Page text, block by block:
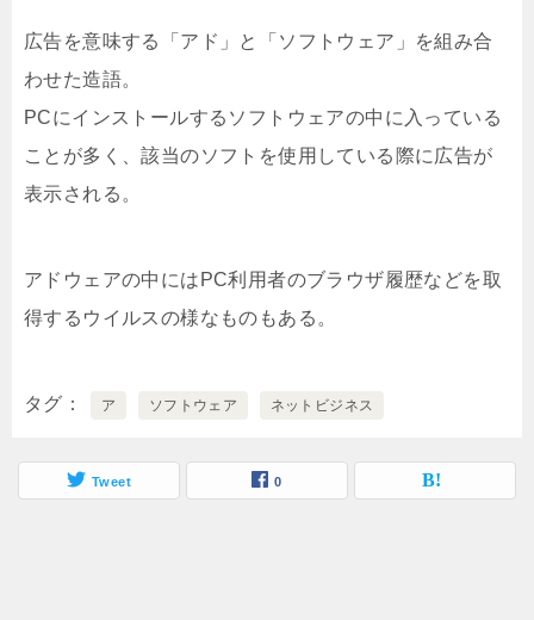
広告を意味する「アド」と「ソフトウェア」を組み合
わせた造語。
PCにインストールするソフトウェアの中に入っている
ことが多く、該当のソフトを使用している際に広告が
表示される。
アドウェアの中にはPC利用者のブラウザ履歴などを取
得するウイルスの様なものもある。
タグ ア ソフトウェア ネットビジネス
Tweet 0